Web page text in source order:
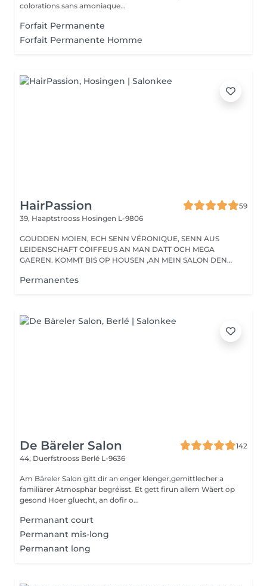
colorations sans amoniaque...
Forfait Permanente
Forfait Permanente Homme
HairPassion
59
39, Haaptstrooss Hosingen L-9806
GOUDDEN MOIEN, ECH SENN VÉRONIQUE, SENN AUS
LEIDENSCHAFT COIFFEUS AN MAN DATT OCH MEGA
GAEREN. KOMMT BIS OP HOUSEN ,AN MEIN SALON DEN
Permanentes
De Bäreler Salon
142
44, Duerfstrooss Berlé L-9636
Am Bäreler Salon gitt dir an enger klenger,gemittlecher a
familiärer Atmosphär begréisst. Et gett firun allem Wäert op
gesond Hoer gluecht, an dofir o...
Permanant court
Permanant mis-long
Permanant long